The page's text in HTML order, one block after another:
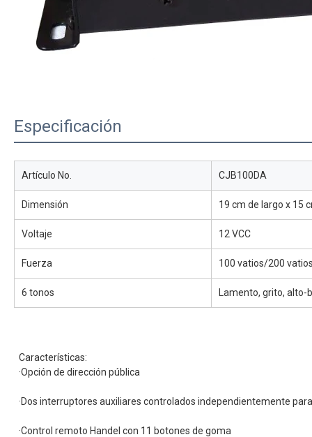
Especificación
Artículo No. CJB100DA
Dimensión 19 cm de largo x 15
Voltaje 12 VCC
Fuerza 100 vatios/200
6 tonos Lamento, grito, alto-
Características:
·Opción de dirección pública
·Dos interruptores auxiliares controlados independientemente
·Control remoto Handel con 11 botones de goma